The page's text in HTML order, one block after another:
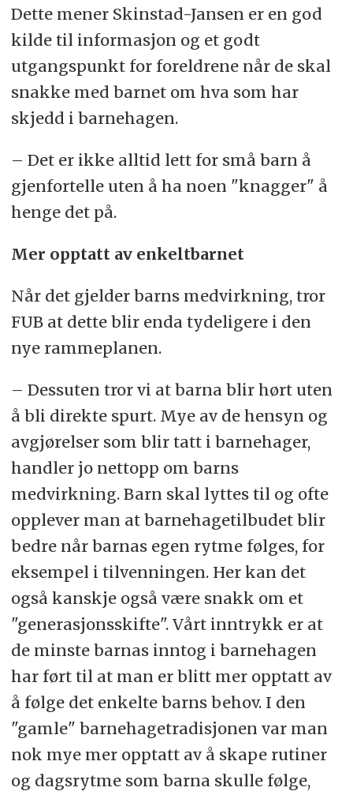
Dette mener Skinstad-Jansen er en god
kilde til informasjon og et godt
utgangspunkt for foreldrene når de skal
snakke med barnet om hva som har
skjedd i barnehagen.
– Det er ikke alltid lett for små barn å
gjenfortelle uten å ha noen "knagger" å
henge det på.
Mer opptatt av enkeltbarnet
Når det gjelder barns medvirkning, tror
FUB at dette blir enda tydeligere i den
nye rammeplanen.
– Dessuten tror vi at barna blir hørt uten
å bli direkte spurt. Mye av de hensyn og
avgjørelser som blir tatt i barnehager,
handler jo nettopp om barns
medvirkning. Barn skal lyttes til og ofte
opplever man at barnehagetilbudet blir
bedre når barnas egen rytme følges, for
eksempel i tilvenningen. Her kan det
også kanskje også være snakk om et
"generasjonsskifte". Vårt inntrykk er at
de minste barnas inntog i barnehagen
har ført til at man er blitt mer opptatt av
å følge det enkelte barns behov. I den
"gamle" barnehagetradisjonen var man
nok mye mer opptatt av å skape rutiner
og dagsrytme som barna skulle følge,